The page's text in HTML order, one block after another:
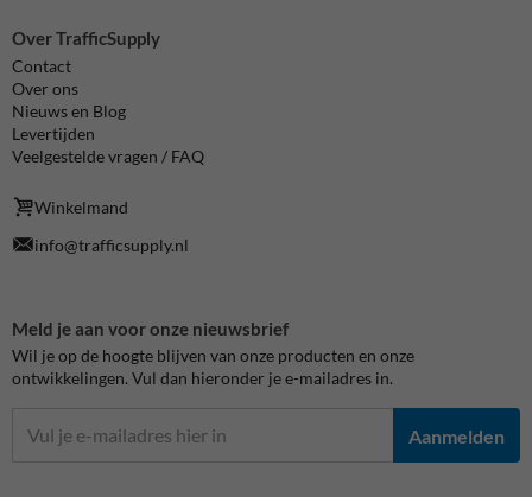
Over TrafficSupply
Contact
Over ons
Nieuws en Blog
Levertijden
Veelgestelde vragen / FAQ
Winkelmand
info@trafficsupply.nl
Meld je aan voor onze nieuwsbrief
Wil je op de hoogte blijven van onze producten en onze
ontwikkelingen. Vul dan hieronder je e-mailadres in.
Aanmelden